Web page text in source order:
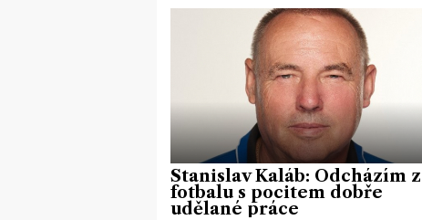
Stanislav Kaláb: Odcházím z
fotbalu s pocitem dobře
udělané práce